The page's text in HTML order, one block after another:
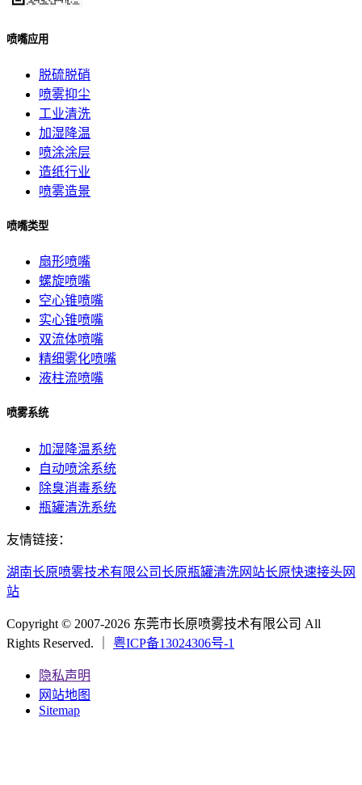
喷嘴应用
脱硫脱硝
喷雾抑尘
工业清洗
加湿降温
喷涂涂层
造纸行业
喷雾造景
喷嘴类型
扇形喷嘴
螺旋喷嘴
空心锥喷嘴
实心锥喷嘴
双流体喷嘴
精细雾化喷嘴
液柱流喷嘴
喷雾系统
加湿降温系统
自动喷涂系统
除臭消毒系统
瓶罐清洗系统
友情链接：
湖南长原喷雾技术有限公司长原瓶罐清洗网站长原快速接头网
站
Copyright © 2007-2026 东莞市长原喷雾技术有限公司 All
Rights Reserved. ｜ 粤ICP备13024306号-1
隐私声明
网站地图
Sitemap